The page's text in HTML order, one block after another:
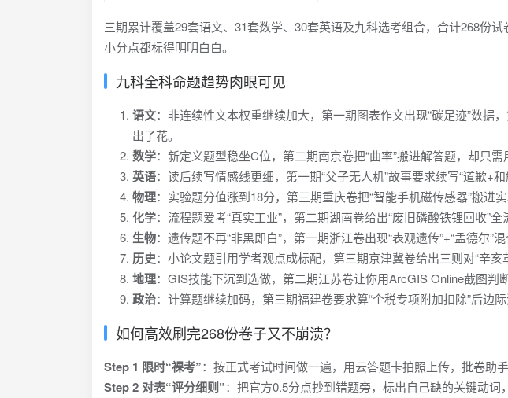
三期累计覆盖29套语文、31套数学、30套英语及九科选考组合，合计268份
小分点都标得明明白白。
九科全科命题趋势肉眼可见
语文：非连续性文本权重继续加大，第一期图表作文出现“碳足迹”数据
出了花。
数学：新定义题型稳坐C位，第二期南京卷把“曲率”搬进解答题，却只需
英语：读后续写情感线更细，第一期“父子无人机”故事要求续写“道歉+和
物理：实验题分值涨到18分，第三期重庆卷把“智能手机磁传感器”搬进
化学：流程题爱考“真实工业”，第二期湖南卷给出“废旧磷酸铁锂回收”
生物：遗传题不再“非黑即白”，第一期浙江卷出现“表观遗传”+“孟德尔”
历史：小论文题引用学者观点成标配，第三期京津冀卷给出三则对“辛亥
地理：GIS技能下沉到选做，第二期江苏卷让你用ArcGIS Online截图判
政治：计算题继续加码，第三期福建卷要求算“个税专项附加扣除”后边
如何高效刷完268份卷子又不崩溃？
Step 1 限时“裸考”：按正式考试时间做一遍，用云答题卡拍照上传，批卷助
Step 2 对表“评分细则”：把官方0.5分点抄到错题旁，标出自己缺的关键动词，